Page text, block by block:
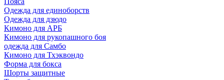
Одежда для единоборств
Одежда для дзюдо
Кимоно для АРБ
Кимоно для рукопашного боя
одежда для Самбо
Кимоно для Тхэквондо
Форма для бокса
Шорты защитные